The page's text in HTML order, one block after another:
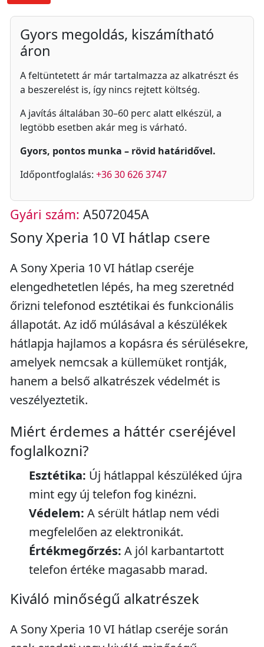
Gyors megoldás, kiszámítható
áron
A feltüntetett ár már tartalmazza az alkatrészt és
a beszerelést is, így nincs rejtett költség.
A javítás általában 30–60 perc alatt elkészül, a
legtöbb esetben akár meg is várható.
Gyors, pontos munka – rövid határidővel.
Időpontfoglalás: +36 30 626 3747
Gyári szám: A5072045A
Sony Xperia 10 VI hátlap csere
A Sony Xperia 10 VI hátlap cseréje
elengedhetetlen lépés, ha meg szeretnéd
őrizni telefonod esztétikai és funkcionális
állapotát. Az idő múlásával a készülékek
hátlapja hajlamos a kopásra és sérülésekre,
amelyek nemcsak a küllemüket rontják,
hanem a belső alkatrészek védelmét is
veszélyeztetik.
Miért érdemes a háttér cseréjével
foglalkozni?
Esztétika: Új hátlappal készüléked újra
mint egy új telefon fog kinézni.
Védelem: A sérült hátlap nem védi
megfelelően az elektronikát.
Értékmegőrzés: A jól karbantartott
telefon értéke magasabb marad.
Kiváló minőségű alkatrészek
A Sony Xperia 10 VI hátlap cseréje során